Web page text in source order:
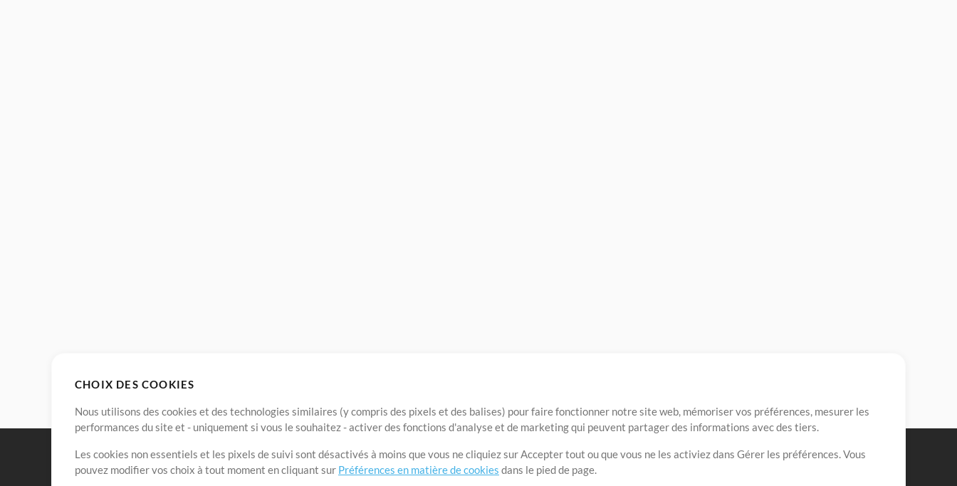
CHOIX DES COOKIES
Nous utilisons des cookies et des technologies similaires (y compris des pixels et des balises) pour faire fonctionner notre site web, mémoriser vos préférences, mesurer les
performances du site et - uniquement si vous le souhaitez - activer des fonctions d'analyse et de marketing qui peuvent partager des informations avec des tiers.
Les cookies non essentiels et les pixels de suivi sont désactivés à moins que vous ne cliquiez sur Accepter tout ou que vous ne les activiez dans Gérer les préférences. Vous
pouvez modifier vos choix à tout moment en cliquant sur Préférences en matière de cookies dans le pied de page.